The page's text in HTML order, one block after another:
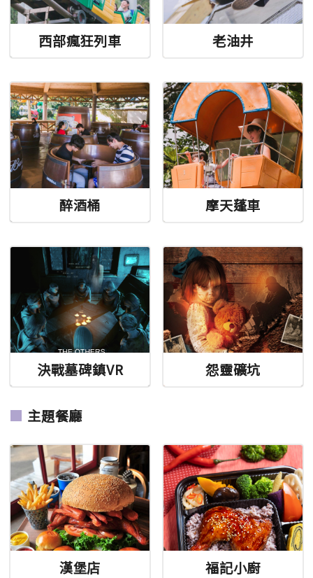
西部瘋狂列車 老油井
醉酒桶 摩天蓬車
決戰墓碑鎮VR 怨靈礦坑
主題餐廳
漢堡店 福記小廚